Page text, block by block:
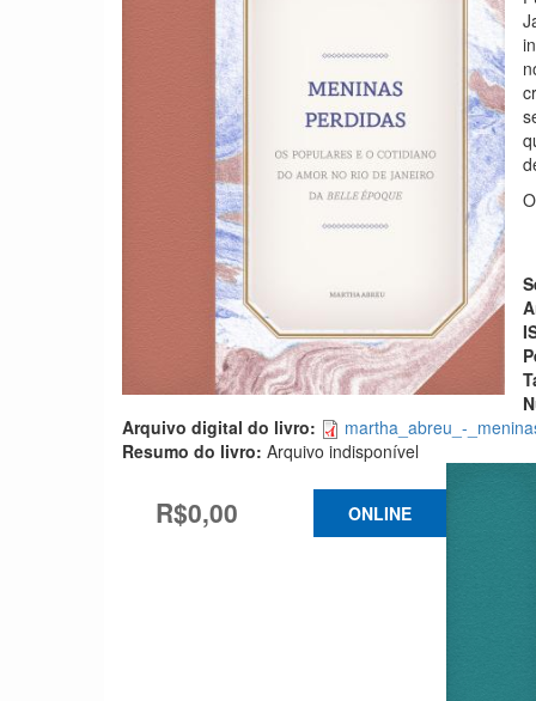
Arquivo digital do livro:
martha_abreu_-
Resumo do livro: Arquivo indisponível
R$0,00 ONLINE